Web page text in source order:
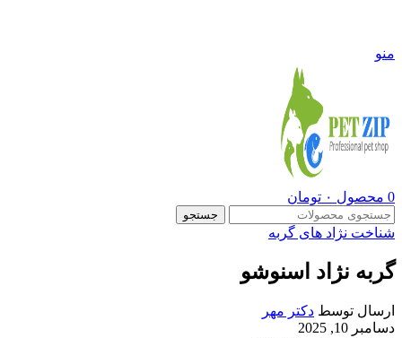
منو
0 محصول ۰ تومان
جستجو
شناخت نژاد های گربه
گربه نژاد اسنوشو
ارسال توسط دکتر مهر
دسامبر 10, 2025